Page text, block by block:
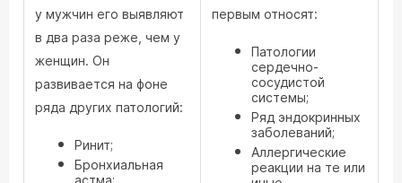
у мужчин его выявляют
в два раза реже, чем у
женщин. Он
развивается на фоне
ряда других патологий:
Ринит;
Бронхиальная
астма;
первым относят:
Патологии
сердечно-
сосудистой
системы;
Ряд эндокринных
заболеваний;
Аллергические
реакции на те или